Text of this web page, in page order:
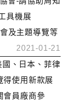
具機展
及主題導覽等
2021-01-21
、日本、菲律
得使用新款展
會員廠商參